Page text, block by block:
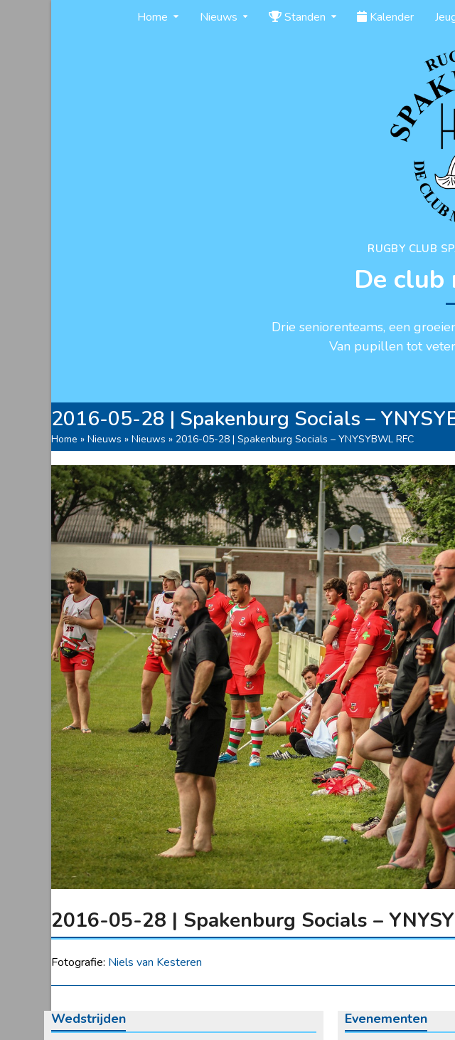
Home Nieuws Standen Kalender
RUGBY CLUB
De club
Drie seniorenteams, een
Van pupillen tot
2016-05-28 | Spakenburg Socials –
Home » Nieuws » Nieuws » 2016-05-28 | Spakenburg Socials – YNYSYBWL RFC
2016-05-28 | Spakenburg Socials –
Fotografie: Niels van Kesteren
Wedstrijden Evenementen